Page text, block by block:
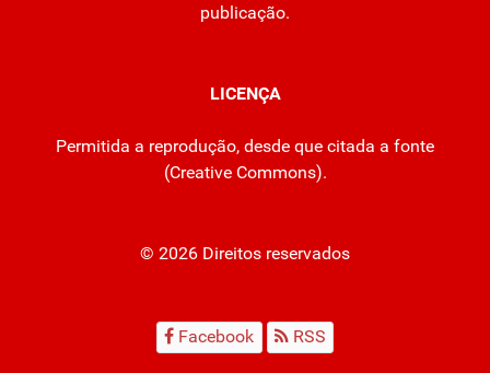
publicação.
LICENÇA
Permitida a reprodução, desde que citada a fonte
(Creative Commons).
© 2026 Direitos reservados
Facebook RSS